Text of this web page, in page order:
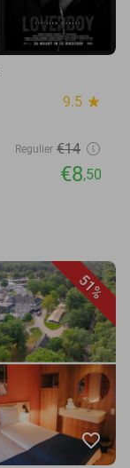
9.5 star
Regulier €14
€8,50
51%
favorite_border